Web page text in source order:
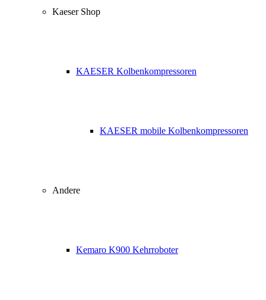
Kaeser Shop
KAESER Kolbenkompressoren
KAESER mobile Kolbenkompressoren
Andere
Kemaro K900 Kehrroboter